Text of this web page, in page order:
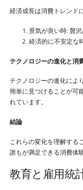
経済成長は消費トレンド
景気が良い時: 贅
経済的に不安定な
テクノロジーの進化と消
テクノロジーの進化によ
簡単に見つけることが可
れています。
結論
これらの変化を理解する
誰もが満足できる消費体
教育と雇用統